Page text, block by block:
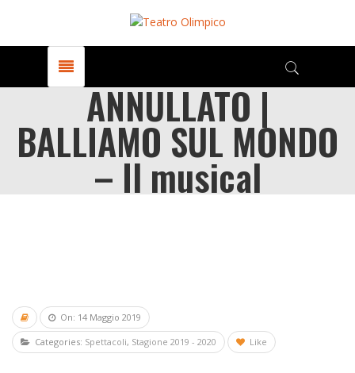
ANNULLATO |
BALLIAMO SUL MONDO
– Il musical
On: 14 Maggio 2019
Categories: Spettacoli, Stagione 2019 - 2020 Like